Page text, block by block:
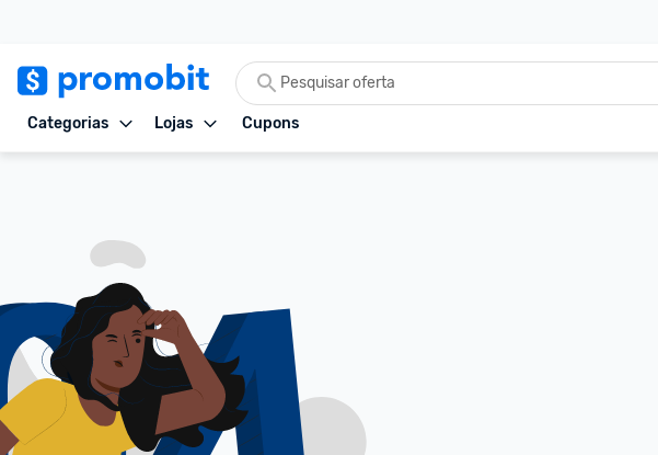
Categorias Lojas Cupons